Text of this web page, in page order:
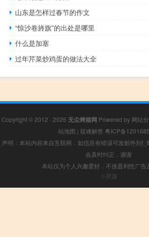
山东是怎样过春节的作文
“惊沙卷旍旗”的出处是哪里
什么是加塞
过年芹菜炒鸡蛋的做法大全
Copyright © 2012 - 2026 无尘烤箱网 Powered by 网站
站地图 | 疑难解答 粤ICP备
声明：本站内容来自互联网，如信息有错误可发邮件到
会及时纠正，谢谢
本站仅为个人兴趣爱好，不接盈利性广告
小男孩